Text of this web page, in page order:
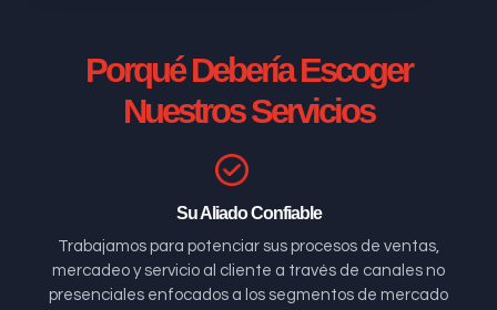
Porqué Debería Escoger
Nuestros Servicios
Su Aliado Confiable
Trabajamos para potenciar sus procesos de ventas,
mercadeo y servicio al cliente a través de canales no
presenciales enfocados a los segmentos de mercado